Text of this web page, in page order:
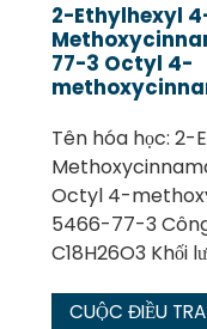
2-Ethylhexyl
77-3 Octyl 4-
Tên hóa học: 2-
Octyl 4-
5466-77-3
C18H26O3 Khối
CUỘC ĐIỀU TRA